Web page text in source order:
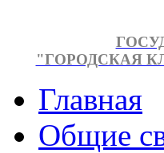
"ГОРОДСКАЯ
Главная
Общие